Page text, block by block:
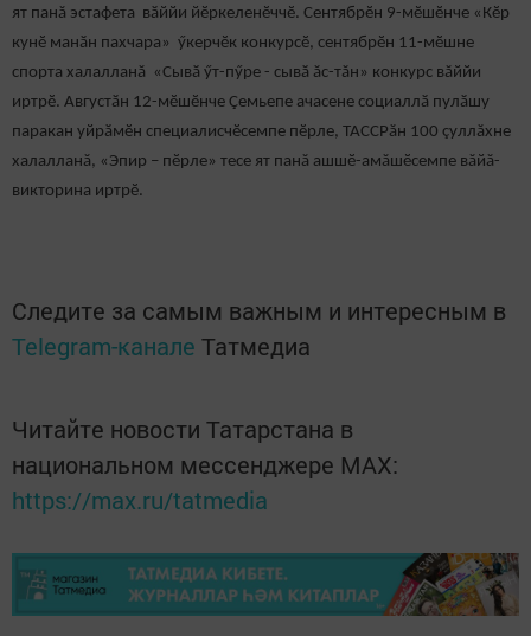
ят панă эстафета вӑййи йӗркеленӗччӗ. Сентябрӗн 9-мӗшӗнче «Кӗр
кунӗ манӑн пахчара» ӳкерчӗк конкурсӗ, сентябрӗн 11-мӗшне
спорта халалланă «Сывӑ ӳт-пӳре - сывӑ ăс-тăн» конкурс вăййи
иртрӗ. Августӑн 12-мӗшӗнче Çемьепе ачасене социаллӑ пулӑшу
паракан уйрӑмӗн специалисчӗсемпе пӗрле, ТАССРăн 100 çуллăхне
халалланă, «Эпир – пӗрле» тесе ят панă ашшӗ-амăшӗсемпе вăйă-
викторина иртрӗ.
Следите за самым важным и интересным в
Telegram-канале Татмедиа
Читайте новости Татарстана в
национальном мессенджере MАХ:
https://max.ru/tatmedia